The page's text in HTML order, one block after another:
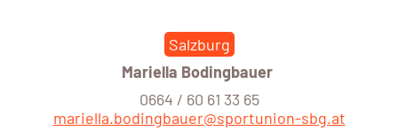
Salzburg
Mariella Bodingbauer
0664 / 60 61 33 65
mariella.bodingbauer@sportunion-sbg.at